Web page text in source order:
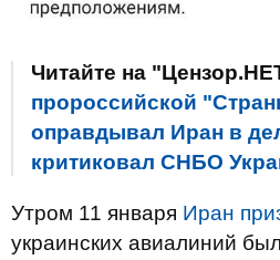
Читайте на
пророссийской
оправдывал Иран в
критиковал СНБО
Утром 11 января Иран
украинских авиалиний